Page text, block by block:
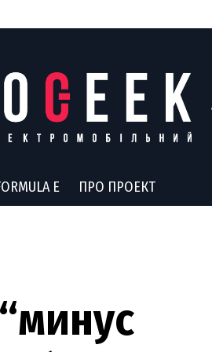
E ПРО ПРОЕКТ